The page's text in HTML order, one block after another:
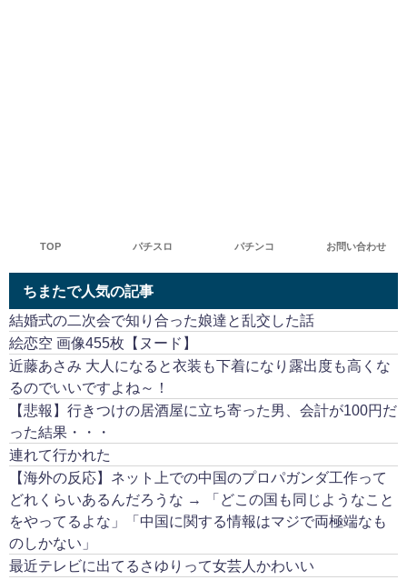
TOP パチスロ パチンコ お問い合わせ
ちまたで人気の記事
結婚式の二次会で知り合った娘達と乱交した話
絵恋空 画像455枚【ヌード】
近藤あさみ 大人になると衣装も下着になり露出度も高くな
るのでいいですよね～！
【悲報】行きつけの居酒屋に立ち寄った男、会計が100円だ
った結果・・・
連れて行かれた
【海外の反応】ネット上での中国のプロパガンダ工作って
どれくらいあるんだろうな → 「どこの国も同じようなこと
をやってるよな」「中国に関する情報はマジで両極端なも
のしかない」
最近テレビに出てるさゆりって女芸人かわいい